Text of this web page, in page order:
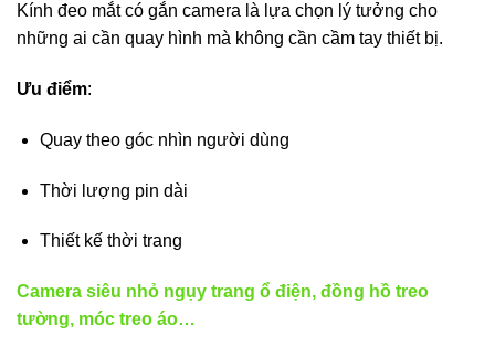
Kính đeo mắt có gắn camera là lựa chọn lý tưởng cho
những ai cần quay hình mà không cần cầm tay thiết bị.
Ưu điểm:
Quay theo góc nhìn người dùng
Thời lượng pin dài
Thiết kế thời trang
Camera siêu nhỏ ngụy trang ổ điện, đồng hồ treo
tường, móc treo áo…